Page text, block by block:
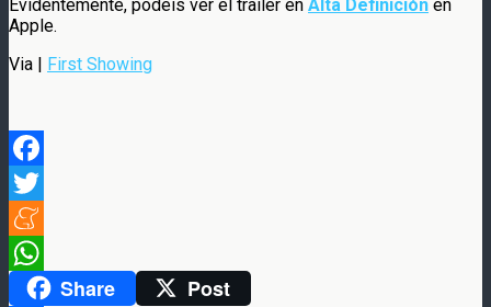
Evidentemente, podeis ver el trailer en Alta Definición en
Apple.
Via | First Showing
Facebook
Twitter
Meneame
WhatsAppShare Post